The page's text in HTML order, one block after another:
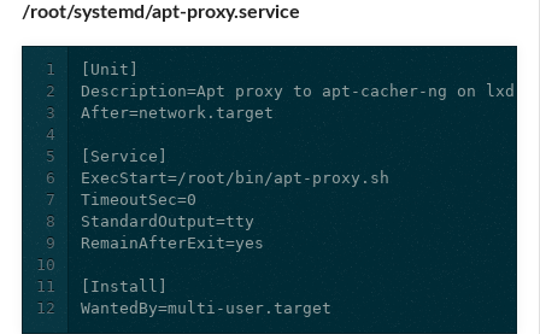
/root/systemd/apt-proxy.service
1
2
3
4
5
6
7
8
9
10
11
12
WantedBy=multi-user.target